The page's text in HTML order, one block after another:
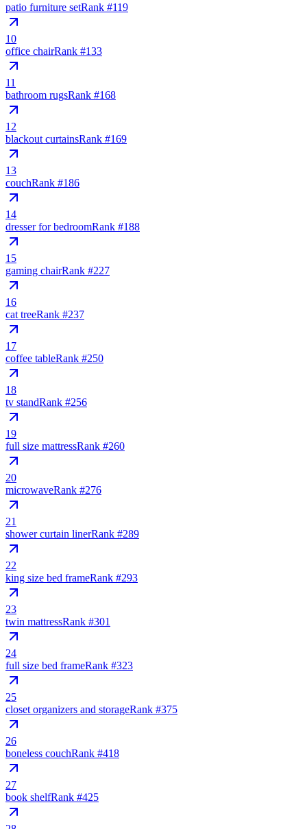
patio furniture setRank #119
10
office chairRank #133
11
bathroom rugsRank #168
12
blackout curtainsRank #169
13
couchRank #186
14
dresser for bedroomRank #188
15
gaming chairRank #227
16
cat treeRank #237
17
coffee tableRank #250
18
tv standRank #256
19
full size mattressRank #260
20
microwaveRank #276
21
shower curtain linerRank #289
22
king size bed frameRank #293
23
twin mattressRank #301
24
full size bed frameRank #323
25
closet organizers and storageRank #375
26
boneless couchRank #418
27
book shelfRank #425